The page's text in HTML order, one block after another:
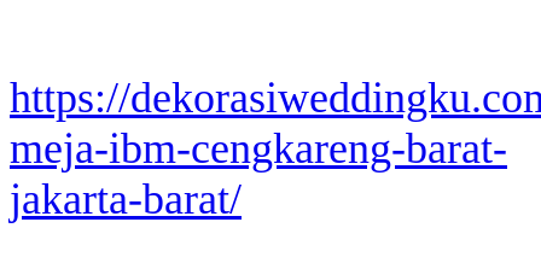
https://
meja-ibm-cengkareng-barat-
jakarta-barat/